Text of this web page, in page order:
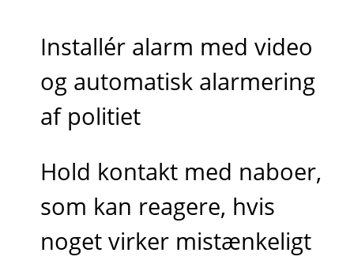
Installér alarm med video
og automatisk alarmering
af politiet
Hold kontakt med naboer,
som kan reagere, hvis
noget virker mistænkeligt